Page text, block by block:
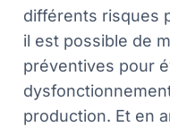
différents risques
il est possible de
préventives pour
production. Et en